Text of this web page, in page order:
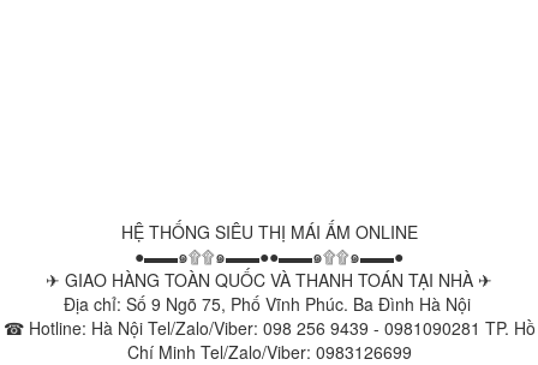
HỆ THỐNG SIÊU THỊ MÁI ẤM ONLINE
●▬▬๑۩۩๑▬▬●●▬▬๑۩۩๑▬▬●
✈ GIAO HÀNG TOÀN QUỐC VÀ THANH TOÁN TẠI NHÀ ✈
Địa chỉ: Số 9 Ngõ 75, Phố Vĩnh Phúc. Ba Đình Hà Nội
☎ Hotline: Hà Nội Tel/Zalo/Viber: 098 256 9439 - 0981090281 TP. Hồ
Chí Minh Tel/Zalo/Viber: 0983126699